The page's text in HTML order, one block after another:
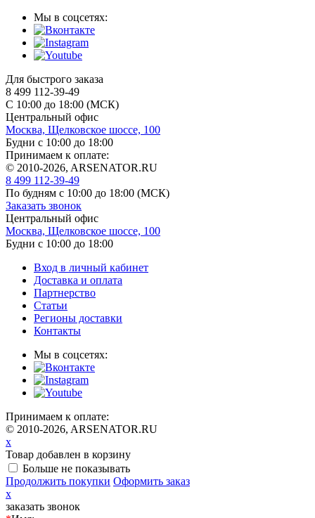
Мы в соцсетях:
Для быстрого заказа
8 499 112-39-49
С 10:00 до 18:00 (МСК)
Центральный офис
Москва, Щелковское шоссе, 100
Будни с 10:00 до 18:00
Принимаем к оплате:
© 2010-2026, ARSENATOR.RU
8 499 112-39-49
По будням с 10:00 до 18:00 (МСК)
Заказать звонок
Центральный офис
Москва, Щелковское шоссе, 100
Будни с 10:00 до 18:00
Вход в личный кабинет
Доставка и оплата
Партнерство
Статьи
Регионы доставки
Контакты
Мы в соцсетях:
Принимаем к оплате:
© 2010-2026, ARSENATOR.RU
x
Товар добавлен в корзину
Больше не показывать
Продолжить покупки Оформить заказ
x
заказать звонок